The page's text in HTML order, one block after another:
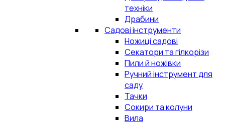
техніки
Драбини
Садові інструменти
Ножиці садові
Секатори та гілкорізи
Пили й ножівки
Ручний інструмент для
саду
Тачки
Сокири та колуни
Вила